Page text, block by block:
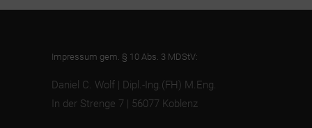
Impressum gem. § 10 Abs. 3 MDStV:
Daniel C. Wolf | Dipl.-Ing.(FH) M.Eng.
In der Strenge 7 | 56077 Koblenz